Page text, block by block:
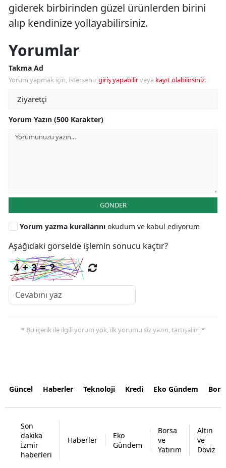
giderek birbirinden güzel ürünlerden birini
alıp kendinize yollayabilirsiniz.
Yorumlar
Takma Ad
Yorum yapmak için, istersenizgiriş yapabilirveya kayıt olabilirsiniz.
Yorum Yazın (500 Karakter)
GÖNDER
Yorum yazma kurallarını okudum ve kabul ediyorum
Aşağıdaki görselde işlemin sonucu kaçtır?
* Bu içerik ile ilgili yorum yok, ilk yorumu siz yazın, tartışalım *
Güncel Haberler Teknoloji Kredi Eko Gündem
Son
dakika
İzmir
haberleri
Haberler
Eko
Gündem
Borsa
ve
Yatırım
Altın
ve
Döviz